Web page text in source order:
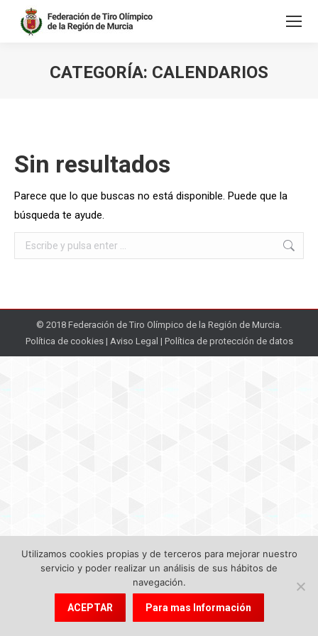
CATEGORÍA: CALENDARIOS
Sin resultados
Parece que lo que buscas no está disponible. Puede que la
búsqueda te ayude.
Buscar:
© 2018 Federación de Tiro Olímpico de la Región de Murcia.
Política de cookies| Aviso Legal | Política de protección de datos
Utilizamos cookies propias y de terceros para mejorar nuestro
servicio y poder realizar un análisis de sus hábitos de
navegación.
ACEPTAR Para mas Información